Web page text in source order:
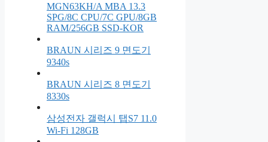
MGN63KH/A MBA 13.3
SPG/8C CPU/7C GPU/8GB
RAM/256GB SSD-KOR
BRAUN 시리즈 9 면도기
9340s
BRAUN 시리즈 8 면도기
8330s
삼성전자 갤럭시 탭S7 11.0
Wi-Fi 128GB